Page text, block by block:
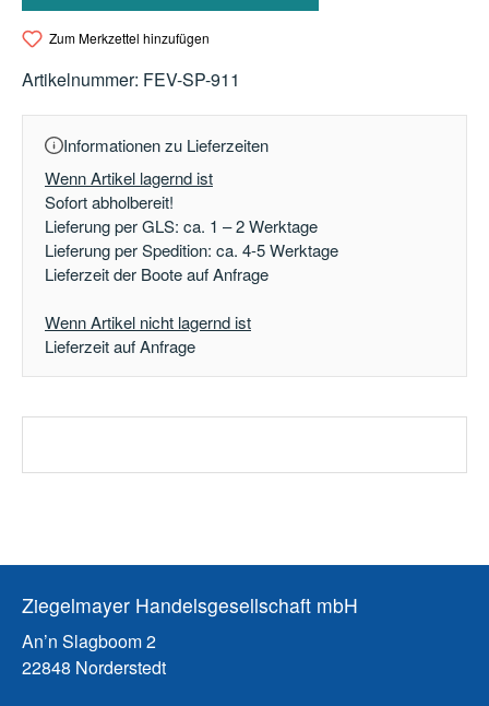
Zum Merkzettel hinzufügen
Artikelnummer: FEV-SP-911
Informationen zu Lieferzeiten
Wenn Artikel lagernd ist
Sofort abholbereit!
Lieferung per GLS: ca. 1 – 2 Werktage
Lieferung per Spedition: ca. 4-5 Werktage
Lieferzeit der Boote auf Anfrage
Wenn Artikel nicht lagernd ist
Lieferzeit auf Anfrage
Ziegelmayer Handelsgesellschaft mbH
An’n Slagboom 2
22848 Norderstedt